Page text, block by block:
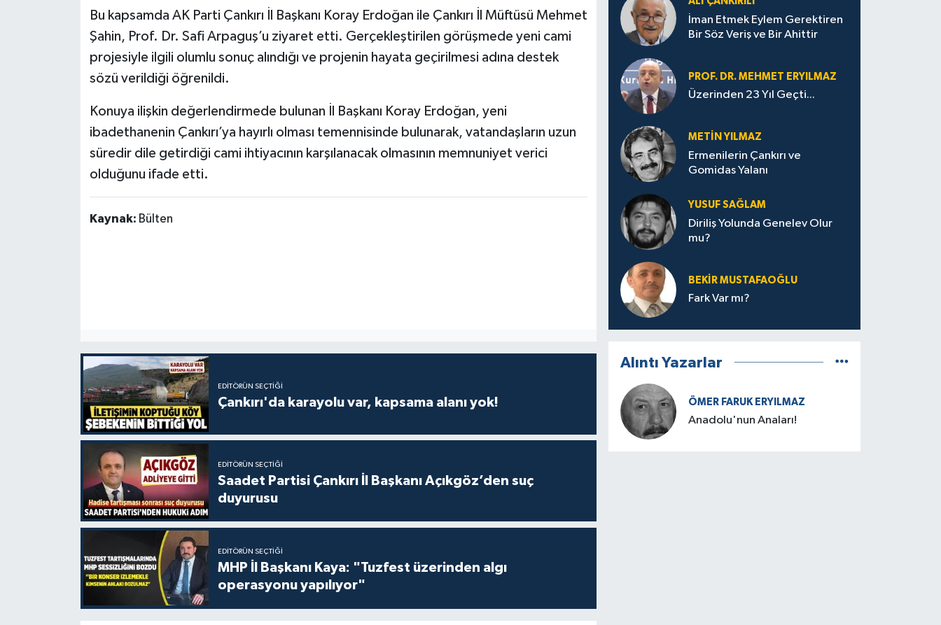
Bu kapsamda AK Parti Çankırı İl Başkanı Koray Erdoğan ile Çankırı İl Müftüsü Mehmet
Şahin, Prof. Dr. Safi Arpaguş’u ziyaret etti. Gerçekleştirilen görüşmede yeni cami
projesiyle ilgili olumlu sonuç alındığı ve projenin hayata geçirilmesi adına destek
sözü verildiği öğrenildi.
Konuya ilişkin değerlendirmede bulunan İl Başkanı Koray Erdoğan, yeni
ibadethanenin Çankırı’ya hayırlı olması temennisinde bulunarak, vatandaşların uzun
süredir dile getirdiği cami ihtiyacının karşılanacak olmasının memnuniyet verici
olduğunu ifade etti.
Kaynak: Bülten
EDITÖRÜN SEÇTIĞI
Çankırı'da karayolu var, kapsama alanı yok!
EDITÖRÜN SEÇTIĞI
Saadet Partisi Çankırı İl Başkanı Açıkgöz’den suç
duyurusu
EDITÖRÜN SEÇTIĞI
MHP İl Başkanı Kaya: "Tuzfest üzerinden algı
operasyonu yapılıyor"
İman Etmek Eylem Gerektiren
Bir Söz Veriş ve Bir Ahittir
PROF. DR. MEHMET ERYILMAZ
Üzerinden 23 Yıl Geçti...
METIN YILMAZ
Ermenilerin Çankırı ve
Gomidas Yalanı
YUSUF SAĞLAM
Diriliş Yolunda Genelev Olur
mu?
BEKIR MUSTAFAOĞLU
Fark Var mı?
Alıntı Yazarlar
ÖMER FARUK ERYILMAZ
Anadolu'nun Anaları!